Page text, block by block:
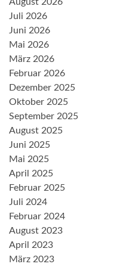
August 2026
Juli 2026
Juni 2026
Mai 2026
März 2026
Februar 2026
Dezember 2025
Oktober 2025
September 2025
August 2025
Juni 2025
Mai 2025
April 2025
Februar 2025
Juli 2024
Februar 2024
August 2023
April 2023
März 2023